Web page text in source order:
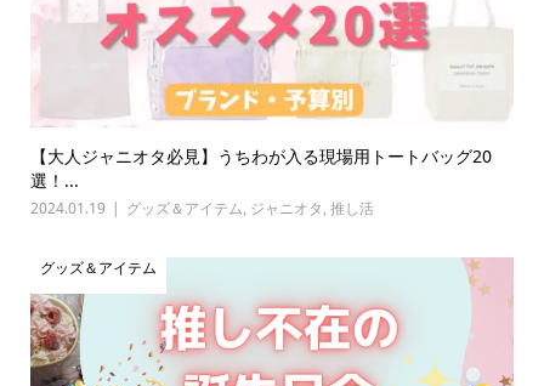
【大人ジャニオタ必見】うちわが入る現場用トートバッグ20
選！...
2024.01.19 グッズ＆アイテム, ジャニオタ, 推し活
グッズ＆アイテム